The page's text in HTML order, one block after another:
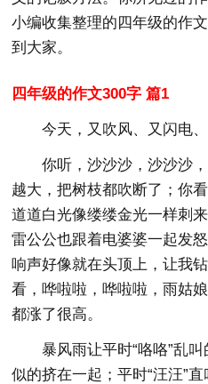
小编收集整理的四年级的作
到大家。
四年级的作文300字 篇1
今天，又吹风、又闪电
你听，沙沙沙，沙沙沙
越大，把树枝都吹断了；你
道道白光像缕缕金光一样刺
雷公公也跟着电婆婆一起发
响声好像就在头顶上，让我
看，哗啦啦，哗啦啦，雨姑
都涨了很高。
暴风雨让平时“咯咯”乱
似的挤在一起；平时“汪汪”